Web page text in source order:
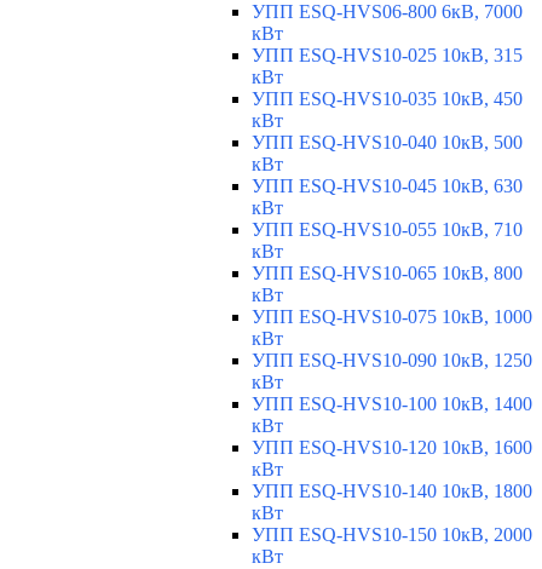
УПП ESQ-HVS06-800 6кВ, 7000
кВт
УПП ESQ-HVS10-025 10кВ, 315
кВт
УПП ESQ-HVS10-035 10кВ, 450
кВт
УПП ESQ-HVS10-040 10кВ, 500
кВт
УПП ESQ-HVS10-045 10кВ, 630
кВт
УПП ESQ-HVS10-055 10кВ, 710
кВт
УПП ESQ-HVS10-065 10кВ, 800
кВт
УПП ESQ-HVS10-075 10кВ, 1000
кВт
УПП ESQ-HVS10-090 10кВ, 1250
кВт
УПП ESQ-HVS10-100 10кВ, 1400
кВт
УПП ESQ-HVS10-120 10кВ, 1600
кВт
УПП ESQ-HVS10-140 10кВ, 1800
кВт
УПП ESQ-HVS10-150 10кВ, 2000
кВт